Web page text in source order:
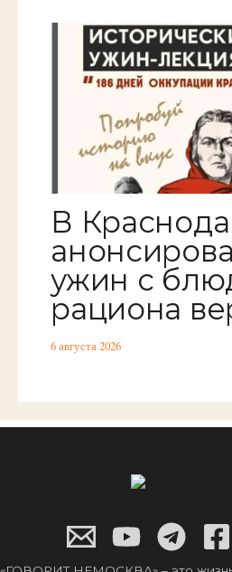
В
ужин с
рациона
6 августа 2026